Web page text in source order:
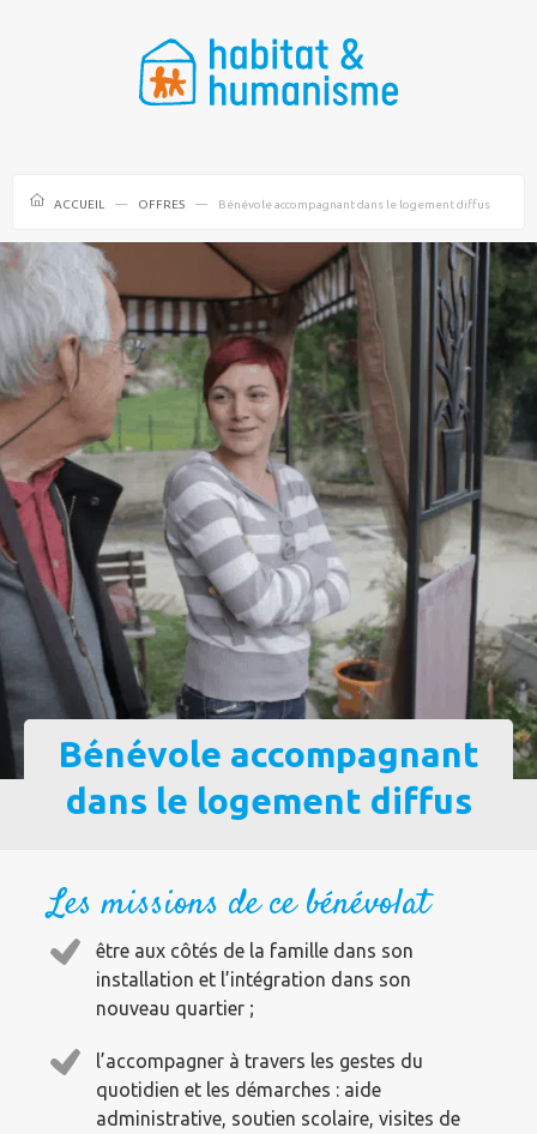
ACCUEIL OFFRES Bénévole accompagnant dans le logement diffus
Bénévole accompagnant
dans le logement diffus
Les missions de ce bénévolat
être aux côtés de la famille dans son
installation et l’intégration dans son
nouveau quartier ;
l’accompagner à travers les gestes du
quotidien et les démarches : aide
administrative, soutien scolaire, visites de